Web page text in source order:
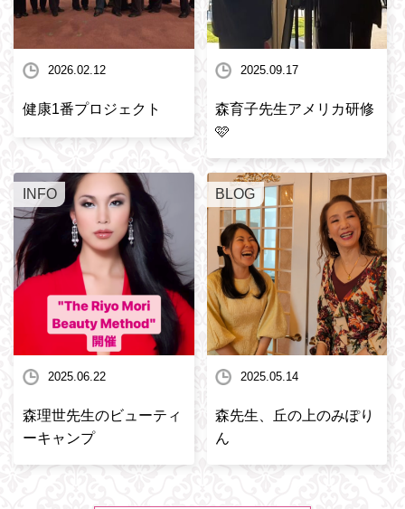
2026.02.12
健康1番プロジェクト
2025.09.17
森育子先生アメリカ研修
🩷
INFO
2025.06.22
森理世先生のビューティ
ーキャンプ
BLOG
2025.05.14
森先生、丘の上のみぽり
ん